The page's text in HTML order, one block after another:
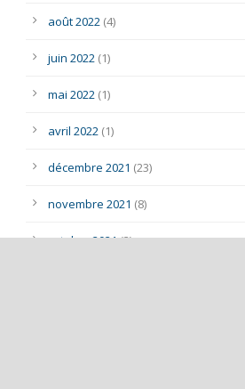
août 2022 (4)
juin 2022 (1)
mai 2022 (1)
avril 2022 (1)
décembre 2021 (23)
novembre 2021 (8)
octobre 2021(3)